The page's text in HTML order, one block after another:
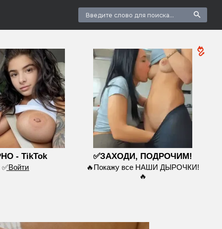
- TikTok
✅͟В͟о͟й͟т͟и
✅ЗАХОДИ, ПОДРОЧИМ!
🔥Покажу все НАШИ ДЫРОЧКИ!
🔥